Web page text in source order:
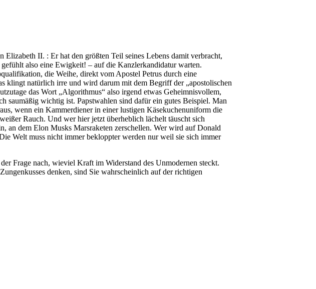
II. : Er hat den größten Teil seines Lebens damit verbracht,
also eine Ewigkeit! – auf die Kanzlerkandidatur warten.
die Weihe, direkt vom Apostel Petrus durch eine
klingt natürlich irre und wird darum mit dem Begriff der „apostolischen
das Wort „Algorithmus“ also irgend etwas Geheimnisvollem,
saumäßig wichtig ist. Papstwahlen sind dafür ein gutes Beispiel. Man
wenn ein Kammerdiener in einer lustigen Käsekuchenuniform die
Rauch. Und wer hier jetzt überheblich lächelt täuscht sich
an dem Elon Musks Marsraketen zerschellen. Wer wird auf Donald
Welt muss nicht immer bekloppter werden nur weil sie sich immer
Frage nach, wieviel Kraft im Widerstand des Unmodernen steckt.
denken, sind Sie wahrscheinlich auf der richtigen